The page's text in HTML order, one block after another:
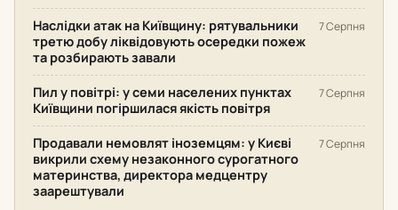
Наслідки атак на Київщину: рятувальники
третю добу ліквідовують осередки пожеж
та розбирають завали
7 Серпня
Пил у повітрі: у семи населених пунктах
Київщини погіршилася якість повітря
7 Серпня
Продавали немовлят іноземцям: у Києві
викрили схему незаконного сурогатного
материнства, директора медцентру
заарештували
7 Серпня